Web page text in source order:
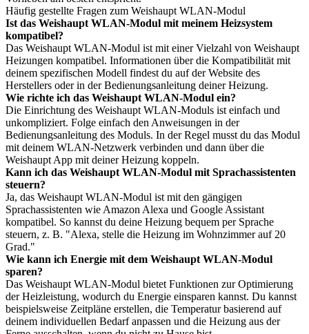
Häufig gestellte Fragen zum Weishaupt WLAN-Modul
Ist das Weishaupt WLAN-Modul mit meinem Heizsystem
kompatibel?
Das Weishaupt WLAN-Modul ist mit einer Vielzahl von Weishaupt
Heizungen kompatibel. Informationen über die Kompatibilität mit
deinem spezifischen Modell findest du auf der Website des
Herstellers oder in der Bedienungsanleitung deiner Heizung.
Wie richte ich das Weishaupt WLAN-Modul ein?
Die Einrichtung des Weishaupt WLAN-Moduls ist einfach und
unkompliziert. Folge einfach den Anweisungen in der
Bedienungsanleitung des Moduls. In der Regel musst du das Modul
mit deinem WLAN-Netzwerk verbinden und dann über die
Weishaupt App mit deiner Heizung koppeln.
Kann ich das Weishaupt WLAN-Modul mit Sprachassistenten
steuern?
Ja, das Weishaupt WLAN-Modul ist mit den gängigen
Sprachassistenten wie Amazon Alexa und Google Assistant
kompatibel. So kannst du deine Heizung bequem per Sprache
steuern, z. B. "Alexa, stelle die Heizung im Wohnzimmer auf 20
Grad."
Wie kann ich Energie mit dem Weishaupt WLAN-Modul
sparen?
Das Weishaupt WLAN-Modul bietet Funktionen zur Optimierung
der Heizleistung, wodurch du Energie einsparen kannst. Du kannst
beispielsweise Zeitpläne erstellen, die Temperatur basierend auf
deinem individuellen Bedarf anpassen und die Heizung aus der